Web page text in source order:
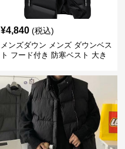
¥4,840 (税込)
メンズダウン メンズ ダウンベス
ト フード付き 防寒ベスト 大き